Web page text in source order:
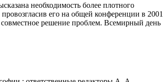
необходимость более плотного
его на общей конференции в 2001
совместное решение проблем. Всемирный день